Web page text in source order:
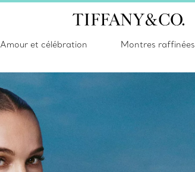
Amour et célébration Montres raffinées